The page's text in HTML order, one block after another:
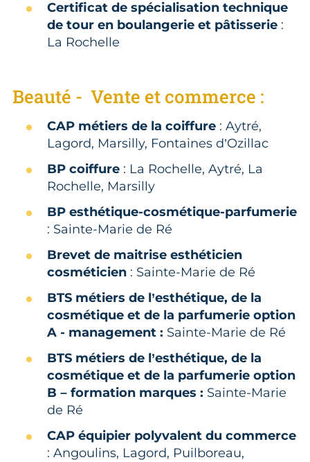
Certificat de spécialisation technique
de tour en boulangerie et pâtisserie :
La Rochelle
Beauté - Vente et commerce :
CAP métiers de la coiffure : Aytré,
Lagord, Marsilly, Fontaines d’Ozillac
BP coiffure : La Rochelle, Aytré, La
Rochelle, Marsilly
BP esthétique-cosmétique-parfumerie
: Sainte-Marie de Ré
Brevet de maitrise esthéticien
cosméticien : Sainte-Marie de Ré
BTS métiers de l’esthétique, de la
cosmétique et de la parfumerie option
A - management : Sainte-Marie de Ré
BTS métiers de l’esthétique, de la
cosmétique et de la parfumerie option
B – formation marques : Sainte-Marie
de Ré
CAP équipier polyvalent du commerce
: Angoulins, Lagord, Puilboreau,